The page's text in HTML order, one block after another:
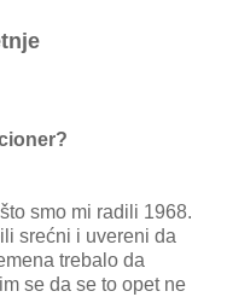
smo mi radili 1968.
srećni i uvereni da
trebalo da
se da se to opet ne